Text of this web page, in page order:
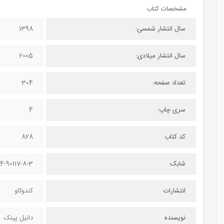
مشخصات کتاب
سال انتشار شمسی:
1398
سال انتشار میلادی: 2005
تعداد صفحه: 304
سری چاپ: 4
کد کتاب 828
شابک: 90117-8-3
انتشارات کندوکاو
نویسنده دانیل پینک